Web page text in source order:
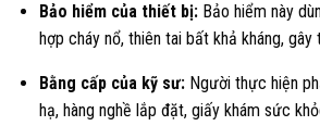
Bảo hiểm của thiết bị:Bảo hiểm này
hợp cháy nổ, thiên tai bất khả kháng,
Bằng cấp của kỹ sư:Người thực hiện
hạ, hàng nghề lắp đặt, giấy khám sức